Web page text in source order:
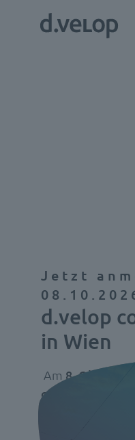
Jetzt
d.velop
in Wien
Am 8. Oktober
community day